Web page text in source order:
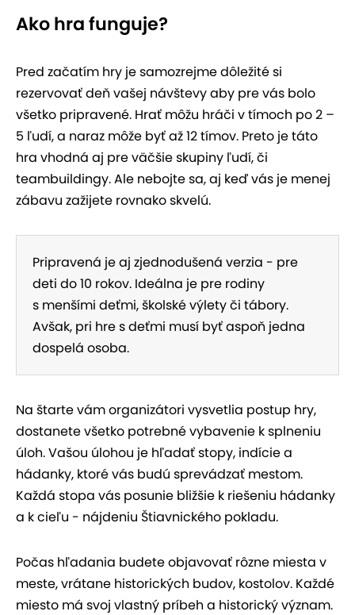
Ako hra funguje?
Pred začatím hry je samozrejme dôležité si
rezervovať deň vašej návštevy aby pre vás bolo
všetko pripravené. Hrať môžu hráči v tímoch po 2 –
5 ľudí, a naraz môže byť až 12 tímov. Preto je táto
hra vhodná aj pre väčšie skupiny ľudí, či
teambuildingy. Ale nebojte sa, aj keď vás je menej
zábavu zažijete rovnako skvelú.
Pripravená je aj zjednodušená verzia - pre
deti do 10 rokov. Ideálna je pre rodiny
s menšími deťmi, školské výlety či tábory.
Avšak, pri hre s deťmi musí byť aspoň jedna
dospelá osoba.
Na štarte vám organizátori vysvetlia postup hry,
dostanete všetko potrebné vybavenie k splneniu
úloh. Vašou úlohou je hľadať stopy, indície a
hádanky, ktoré vás budú sprevádzať mestom.
Každá stopa vás posunie bližšie k riešeniu hádanky
a k cieľu - nájdeniu Štiavnického pokladu.
Počas hľadania budete objavovať rôzne miesta v
meste, vrátane historických budov, kostolov. Každé
miesto má svoj vlastný príbeh a historický význam.